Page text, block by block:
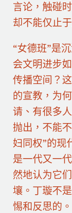
言论，触碰
却不能仅止于
“女德班”是
会文明进步
传播空间？
的宣教，为
请、有很多
抛出，不能
妇同权”的现
是一代又一
然地认为它
壤。丁璇不
惕和反思的。